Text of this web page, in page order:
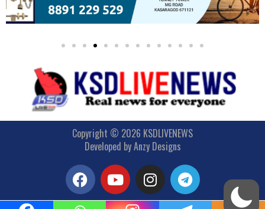
Copyright © 2026 KSDLIVENEWS
Developed byAnzy Designs